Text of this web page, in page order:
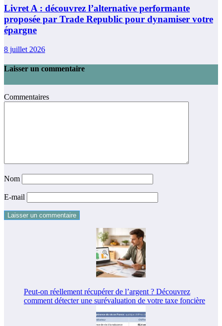
Livret A : découvrez l’alternative performante
proposée par Trade Republic pour dynamiser votre
épargne
8 juillet 2026
Laisser un commentaire
Commentaires
Nom
E-mail
Peut-on réellement récupérer de l’argent ? Découvrez
comment détecter une surévaluation de votre taxe foncière